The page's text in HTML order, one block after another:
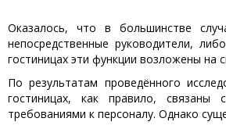
Оказалось, что в большинстве
непосредственные руководители,
гостиницах эти функции возложены на
По результатам проведённого
гостиницах, как правило, связаны
требованиями к персоналу. Однако